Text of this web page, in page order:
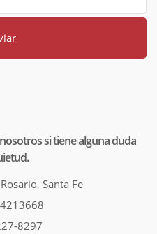
si tiene alguna duda
Santa Fe
8297